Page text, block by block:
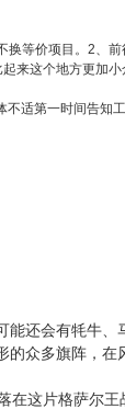
等价项目。2、
来这个地方更加
适第一时间告知工
还会有牦牛、
众多旗阵，
这片格萨尔